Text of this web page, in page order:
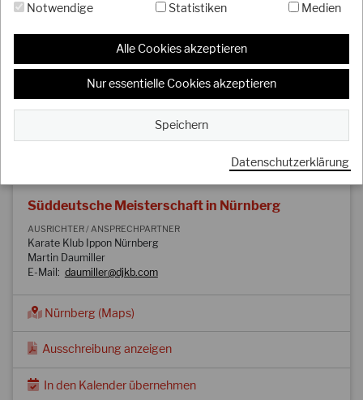
Notwendige
Statistiken Medien
Alle Cookies akzeptieren
Nur essentielle Cookies akzeptieren
Speichern
Datenschutzerklärung
Keine Ausschreibung vorhanden
In den Kalender übernehmen
24.10.2026
REGIONALE MEISTERSCHAFT
Süddeutsche Meisterschaft in Nürnberg
AUSRICHTER / ANSPRECHPARTNER
Karate Klub Ippon Nürnberg
Martin Daumiller
E-Mail: daumiller@djkb.com
Nürnberg (Maps)
Ausschreibung anzeigen
In den Kalender übernehmen